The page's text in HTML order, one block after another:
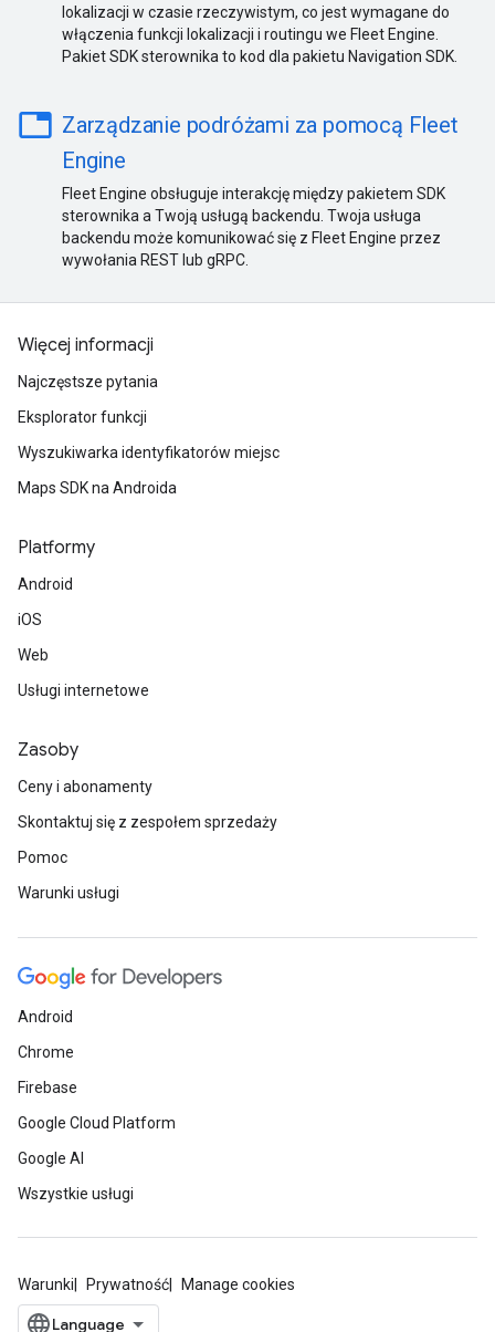
lokalizacji w czasie rzeczywistym, co jest wymagane do
włączenia funkcji lokalizacji i routingu we Fleet Engine.
Pakiet SDK sterownika to kod dla pakietu Navigation SDK.
table
Zarządzanie podróżami za pomocą Fleet
Engine
Fleet Engine obsługuje interakcję między pakietem SDK
sterownika a Twoją usługą backendu. Twoja usługa
backendu może komunikować się z Fleet Engine przez
wywołania REST lub gRPC.
Więcej informacji
Najczęstsze pytania
Eksplorator funkcji
Wyszukiwarka identyfikatorów miejsc
Maps SDK na Androida
Platformy
Android
iOS
Web
Usługi internetowe
Zasoby
Ceny i abonamenty
Skontaktuj się z zespołem sprzedaży
Pomoc
Warunki usługi
Android
Chrome
Firebase
Google Cloud Platform
Google AI
Wszystkie usługi
Warunki Prywatność Manage cookies